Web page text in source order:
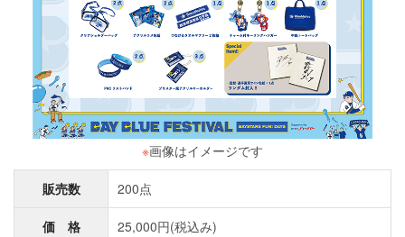
※画像はイメージです
販売数 200点
価 格 25,000円(税込み)